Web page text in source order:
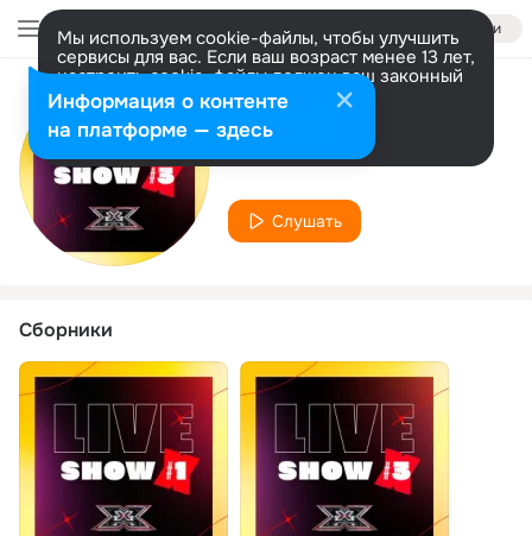
Войти
Мы используем cookie-файлы, чтобы улучшить
сервисы для вас. Если ваш возраст менее 13 лет,
настроить cookie-файлы должен ваш законный
представитель. Больше информации
Разрешить все Настроить
Исполнитель
Kodin Camilleri
Слушать
Сборники
Информация о контенте
на платформе — здесь